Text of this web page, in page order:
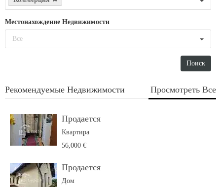
Местонахождение Недвижимости
Все
Рекомендуемые Недвижимости Просмотреть Все
Продается
Квартира
56,000 €
Продается
Дом